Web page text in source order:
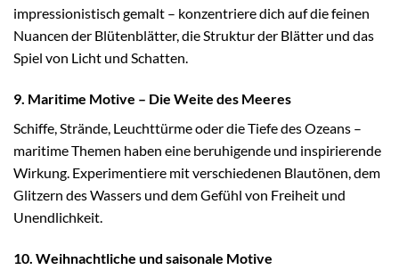
impressionistisch gemalt – konzentriere dich auf die feinen
Nuancen der Blütenblätter, die Struktur der Blätter und das
Spiel von Licht und Schatten.
9. Maritime Motive – Die Weite des Meeres
Schiffe, Strände, Leuchttürme oder die Tiefe des Ozeans –
maritime Themen haben eine beruhigende und inspirierende
Wirkung. Experimentiere mit verschiedenen Blautönen, dem
Glitzern des Wassers und dem Gefühl von Freiheit und
Unendlichkeit.
10. Weihnachtliche und saisonale Motive